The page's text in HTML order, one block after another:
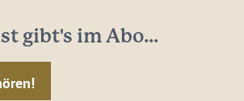
gibt's im Abo...